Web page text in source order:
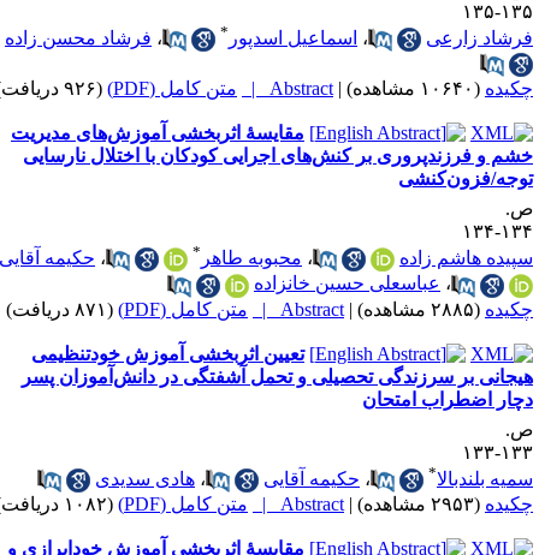
۱۳۵
زارعی
،اسماعیل اسدپور ،فرشاد محسن زاده
(۱۰۶۴۰ مشاهده) |
Abstract | متن کامل (PDF) (۹۲۶ دریافت)
مقایسهٔ اثربخشی آموزش‌های مدیریت
و فرزندپروری بر کنش‌های اجرایی کودکان با اختلال نارسایی
فزون‌کنشی
۱۳۴
هاشم زاده
،محبوبه طاهر ،حکیمه آقایی
،عباسعلی حسین خانزاده
(۲۸۸۵ مشاهده) |
Abstract | متن کامل (PDF) (۸۷۱ دریافت)
تعیین اثربخشی آموزش خودتنظیمی
بر سرزندگی تحصیلی و تحمل آشفتگی در دانش‌آموزان پسر
اضطراب امتحان
۱۳۳
بلندبالا* ،حکیمه آقایی ،هادی سدیدی
(۲۹۵۳ مشاهده) |
Abstract | متن کامل (PDF) (۱۰۸۲ دریافت)
مقایسهٔ اثربخشی آموزش خودابرازی و